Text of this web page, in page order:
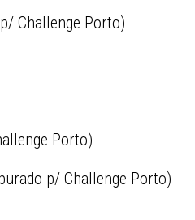
Challenge Porto)
Porto)
p/ Challenge Porto)